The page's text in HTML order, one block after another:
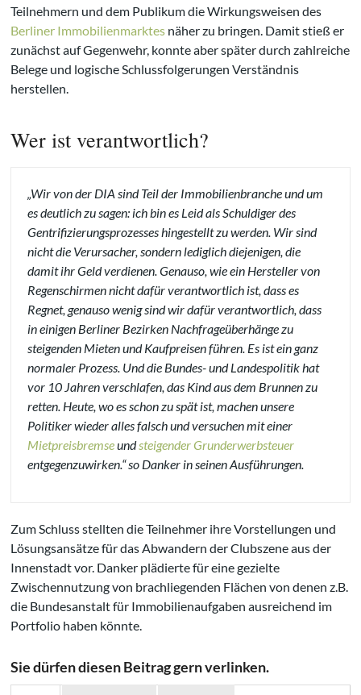
Teilnehmern und dem Publikum die Wirkungsweisen des
Berliner Immobilienmarktes näher zu bringen. Damit stieß er
zunächst auf Gegenwehr, konnte aber später durch zahlreiche
Belege und logische Schlussfolgerungen Verständnis
herstellen.
Wer ist verantwortlich?
„Wir von der DIA sind Teil der Immobilienbranche und um
es deutlich zu sagen: ich bin es Leid als Schuldiger des
Gentrifizierungsprozesses hingestellt zu werden. Wir sind
nicht die Verursacher, sondern lediglich diejenigen, die
damit ihr Geld verdienen. Genauso, wie ein Hersteller von
Regenschirmen nicht dafür verantwortlich ist, dass es
Regnet, genauso wenig sind wir dafür verantwortlich, dass
in einigen Berliner Bezirken Nachfrageüberhänge zu
steigenden Mieten und Kaufpreisen führen. Es ist ein ganz
normaler Prozess. Und die Bundes- und Landespolitik hat
vor 10 Jahren verschlafen, das Kind aus dem Brunnen zu
retten. Heute, wo es schon zu spät ist, machen unsere
Politiker wieder alles falsch und versuchen mit einer
Mietpreisbremseundsteigender Grunderwerbsteuer
entgegenzuwirken.“ so Danker in seinen Ausführungen.
Zum Schluss stellten die Teilnehmer ihre Vorstellungen und
Lösungsansätze für das Abwandern der Clubszene aus der
Innenstadt vor. Danker plädierte für eine gezielte
Zwischennutzung von brachliegenden Flächen von denen z.B.
die Bundesanstalt für Immobilienaufgaben ausreichend im
Portfolio haben könnte.
Sie dürfen diesen Beitrag gern verlinken.